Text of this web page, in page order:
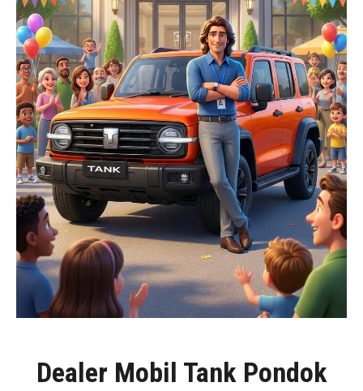
Dealer Mobil Tank Pondok